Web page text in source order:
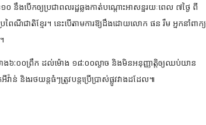
០ នឹងបើកឲ្យប្រជាពលរដ្ឋឆ្លងកាត់បណ្តោះអាសន្នរយៈពេល ៧ថ្ងៃ ពី
ពៃណីជាតិខ្មែរ។ នេះបើតាមការឱ្យដឹងដោយលោក ផន រឹម អ្នកនាំពាក្យ
ង៦:០០ព្រឹក ដល់ម៉ោង ១៨:០០ល្ងាច និងមិនអនុញ្ញាត្តិឲ្យឈប់យាន
ន់ និងរថយន្តធំៗត្រូវបន្តប្រេីប្រាស់ផ្លូវវាងដដែល៕